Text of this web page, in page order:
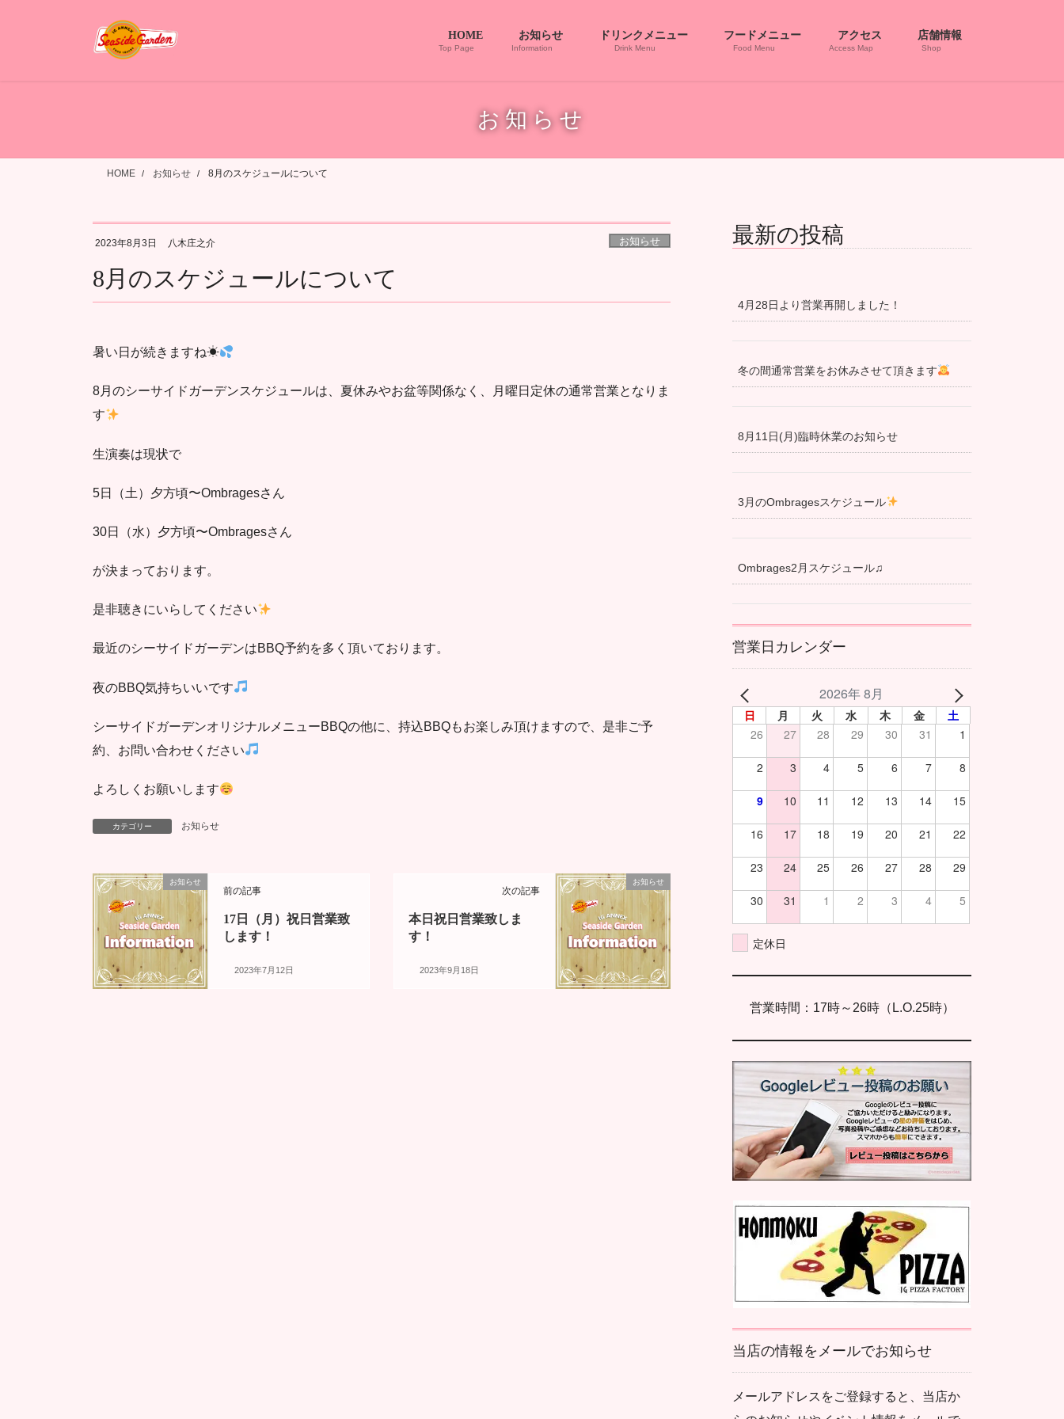
ッ
移
HOME
Top Page
お知らせ
Information
ドリンクメニュー
Drink Menu
フードメニュー
Food Menu
アクセス
Access Map
店舗情報
Shop
お知らせ
HOME お知らせ 8月のスケジュールについて
2023年8月3日 八木庄之介 お知らせ
8月のスケジュールについて
暑い日が続きますね☀
8月のシーサイドガーデンスケジュールは、夏休みやお盆等関係なく、月曜日定休の通常営業となりま
す
生演奏は現状で
5日（土）夕方頃〜Ombragesさん
30日（水）夕方頃〜Ombragesさん
が決まっております。
是非聴きにいらしてください
最近のシーサイドガーデンはBBQ予約を多く頂いております。
夜のBBQ気持ちいいです
シーサイドガーデンオリジナルメニューBBQの他に、持込BBQもお楽しみ頂けますので、是非ご予
約、お問い合わせください
よろしくお願いします
カテゴリー お知らせ
お知らせ
前の記事
17日（月）祝日営業致
します！
2023年7月12日
お知らせ
次の記事
本日祝日営業致しま
す！
2023年9月18日
最新の投稿
4月28日より営業再開しました！
冬の間通常営業をお休みさせて頂きます
8月11日(月)臨時休業のお知らせ
3月のOmbragesスケジュール
Ombrages2月スケジュール♫
営業日カレンダー
2026年 8月
日 月 火 水 木 金
土
26
27 28 29 30 31 1
2 3 4 5 6 7 8
9 10 11 12 13 14 15
16 17 18 19 20 21 22
23 24 25 26 27 28 29
30 31 1 2 3 4 5
定休日
営業時間：17時～26時（L.O.25時）
当店の情報をメールでお知らせ
メールアドレスをご登録すると、当店か